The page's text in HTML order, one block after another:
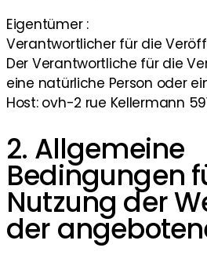
Eigentümer :
Verantwortlicher für die
Der Verantwortliche für die
eine natürliche Person oder
Host: ovh-2 rue Kellermann
2. Allgemeine
Bedingungen
Nutzung der
der